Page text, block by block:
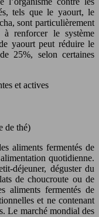
tels que le yaourt, le
sont particulièrement
renforcer le système
yaourt peut réduire le
25%, selon certaines
et actives
de thé)
aliments fermentés de
quotidienne.
déjeuner, déguster du
de choucroute ou de
aliments fermentés de
et ne contenant
Le marché mondial des